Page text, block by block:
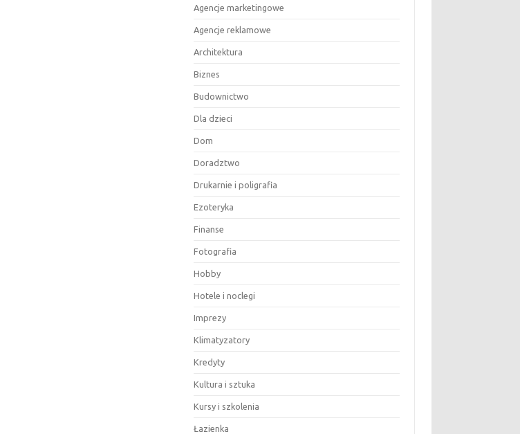
Agencje marketingowe
Agencje reklamowe
Architektura
Biznes
Budownictwo
Dla dzieci
Dom
Doradztwo
Drukarnie i poligrafia
Ezoteryka
Finanse
Fotografia
Hobby
Hotele i noclegi
Imprezy
Klimatyzatory
Kredyty
Kultura i sztuka
Kursy i szkolenia
Łazienka